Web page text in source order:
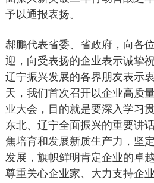
予以通报表扬。
郝鹏代表省委、省政府，向各
迎，向受表扬的企业表示诚挚
辽宁振兴发展的各界朋友表示
天，我们首次召开以企业高质
业大会，目的就是要深入学习
东北、辽宁全面振兴的重要讲
焦培育和发展新质生产力，坚
发展，旗帜鲜明肯定企业的卓
尊重关心企业家、大力支持企